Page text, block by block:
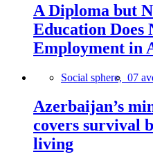
A Diploma but
Education Does
Employment in
Social sphere, 07
Azerbaijan’s
covers survival
living